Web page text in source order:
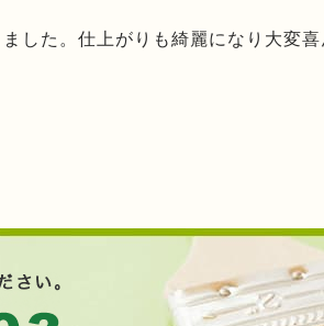
した。仕上がりも綺麗になり大変